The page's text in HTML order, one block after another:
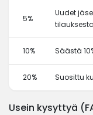
5%
Uudet
10% Säästä
20% Suosittu
Usein kysyttyä